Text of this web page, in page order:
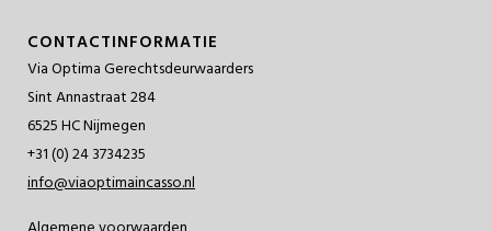
CONTACTINFORMATIE
Via Optima Gerechtsdeurwaarders
Sint Annastraat 284
6525 HC Nijmegen
+31 (0) 24 3734235
info@viaoptimaincasso.nl